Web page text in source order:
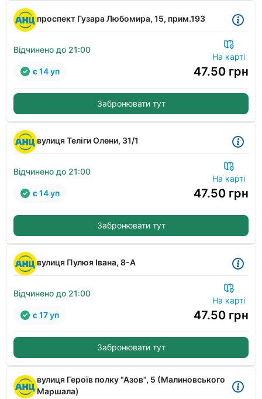
проспект Гузара Любомира, 15, прим.193
Відчинено до 21:00
На карті
47.50 грн
є 14 уп
Забронювати тут
вулиця Теліги Олени, 31/1
Відчинено до 21:00
На карті
47.50 грн
є 14 уп
Забронювати тут
вулиця Пулюя Івана, 8-А
Відчинено до 21:00
На карті
47.50 грн
є 17 уп
Забронювати тут
вулиця Героїв полку "Азов", 5 (Малиновського
Маршала)